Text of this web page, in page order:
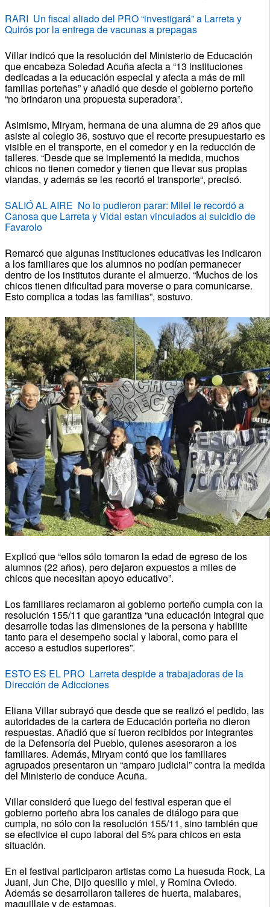
RARI Un fiscal aliado del PRO “investigará” a Larreta y
Quirós por la entrega de vacunas a prepagas
Villar indicó que la resolución del Ministerio de Educación
que encabeza Soledad Acuña afecta a “13 instituciones
dedicadas a la educación especial y afecta a más de mil
familias porteñas” y añadió que desde el gobierno porteño
“no brindaron una propuesta superadora”.
Asimismo, Miryam, hermana de una alumna de 29 años que
asiste al colegio 36, sostuvo que el recorte presupuestario es
visible en el transporte, en el comedor y en la reducción de
talleres. “Desde que se implementó la medida, muchos
chicos no tienen comedor y tienen que llevar sus propias
viandas, y además se les recortó el transporte“, precisó.
SALIÓ AL AIRE No lo pudieron parar: Milei le recordó a
Canosa que Larreta y Vidal estan vinculados al suicidio de
Favarolo
Remarcó que algunas instituciones educativas les indicaron
a los familiares que los alumnos no podían permanecer
dentro de los institutos durante el almuerzo. “Muchos de los
chicos tienen dificultad para moverse o para comunicarse.
Esto complica a todas las familias”, sostuvo.
Explicó que “ellos sólo tomaron la edad de egreso de los
alumnos (22 años), pero dejaron expuestos a miles de
chicos que necesitan apoyo educativo”.
Los familiares reclamaron al gobierno porteño cumpla con la
resolución 155/11 que garantiza “una educación integral que
desarrolle todas las dimensiones de la persona y habilite
tanto para el desempeño social y laboral, como para el
acceso a estudios superiores”.
ESTO ES EL PRO Larreta despide a trabajadoras de la
Dirección de Adicciones
Eliana Villar subrayó que desde que se realizó el pedido, las
autoridades de la cartera de Educación porteña no dieron
respuestas. Añadió que sí fueron recibidos por integrantes
de la Defensoría del Pueblo, quienes asesoraron a los
familiares. Además, Miryam contó que los familiares
agrupados presentaron un “amparo judicial” contra la medida
del Ministerio de conduce Acuña.
Villar consideró que luego del festival esperan que el
gobierno porteño abra los canales de diálogo para que
cumpla, no sólo con la resolución 155/11, sino también que
se efectivice el cupo laboral del 5% para chicos en esta
situación.
En el festival participaron artistas como La huesuda Rock, La
Juani, Jun Che, Dijo quesillo y miel, y Romina Oviedo.
Además se desarrollaron talleres de huerta, malabares,
maquillaje y de estampas.